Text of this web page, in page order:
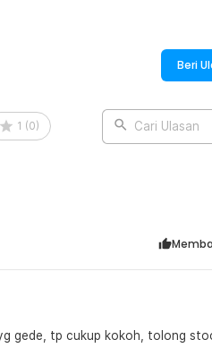
bisa menggunakannya di
di kotak berukuran kecil atau
cocok digunakan di berbagai
Latch Catch Hasp - KAK-J107
Beri
1 (0) Cari Ulasan
gede, tp cukup kokoh, tolong